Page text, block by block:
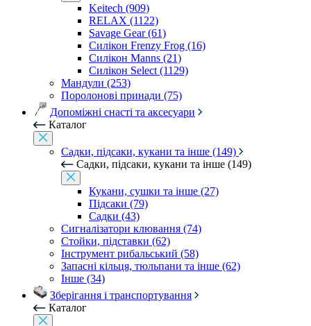
Keitech (909)
RELAX (1122)
Savage Gear (61)
Силікон Frenzy Frog (16)
Силікон Manns (21)
Силікон Select (1129)
Мандули (253)
Поролонові принади (75)
Допоміжні снасті та аксесуари
Каталог
Садки, підсаки, кукани та інше (149)
Садки, підсаки, кукани та інше (149)
Кукани, сушки та інше (27)
Підсаки (79)
Садки (43)
Сигналізатори клювання (74)
Стойки, підставки (62)
Інструмент рибальський (58)
Запасні кільця, тюльпани та інше (62)
Інше (34)
Зберігання і транспортування
Каталог